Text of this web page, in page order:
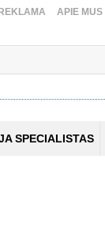
REKLAMA APIE MUS
SPECIALISTAS